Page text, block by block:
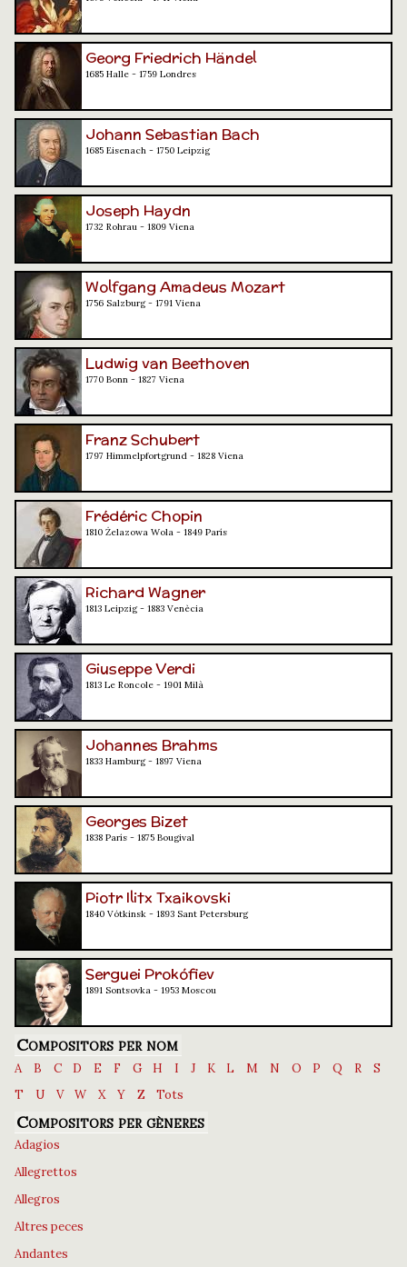
Georg Friedrich Händel
1685 Halle - 1759 Londres
Johann Sebastian Bach
1685 Eisenach - 1750 Leipzig
Joseph Haydn
1732 Rohrau - 1809 Viena
Wolfgang Amadeus Mozart
1756 Salzburg - 1791 Viena
Ludwig van Beethoven
1770 Bonn - 1827 Viena
Franz Schubert
1797 Himmelpfortgrund - 1828 Viena
Frédéric Chopin
1810 Żelazowa Wola - 1849 París
Richard Wagner
1813 Leipzig - 1883 Venècia
Giuseppe Verdi
1813 Le Roncole - 1901 Milà
Johannes Brahms
1833 Hamburg - 1897 Viena
Georges Bizet
1838 París - 1875 Bougival
Piotr Ilitx Txaikovski
1840 Vótkinsk - 1893 Sant Petersburg
Serguei Prokófiev
1891 Sontsovka - 1953 Moscou
Compositors per nom
A B C D E F G H I J K L M N O P Q R
S
T
U V W X Y Z Tots
Compositors per gèneres
Adagios
Allegrettos
Allegros
Altres peces
Andantes